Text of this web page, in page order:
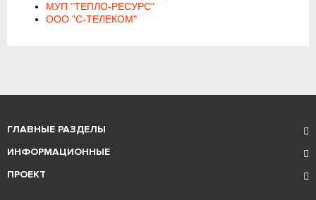
МУП "ТЕПЛО-РЕСУРС"
ООО "С-ТЕЛЕКОМ"
ГЛАВНЫЕ РАЗДЕЛЫ
ИНФОРМАЦИОННЫЕ
ПРОЕКТ